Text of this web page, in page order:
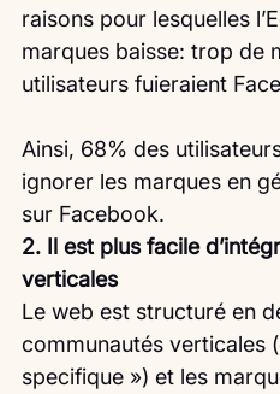
raisons pour lesquelles
marques baisse: trop de
utilisateurs fuieraient
Ainsi, 68% des
ignorer les marques en
sur Facebook.
2. Il est plus facile
verticales
Le web est structuré en
communautés verticales
specifique ») et les